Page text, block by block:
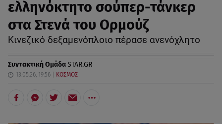
ελληνόκτητο σούπερ-τάνκερ
στα Στενά του Ορμούζ
Κινεζικό δεξαμενόπλοιο πέρασε ανενόχλητο
Συντακτική ΟμάδαSTAR.GR
13.05.26, 19:56 ΚΟΣΜΟΣ